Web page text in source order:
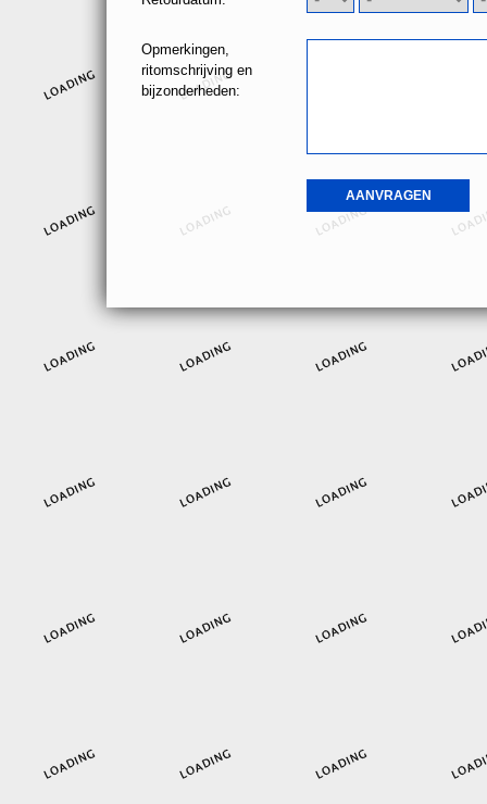
Opmerkingen,
ritomschrijving en
bijzonderheden: